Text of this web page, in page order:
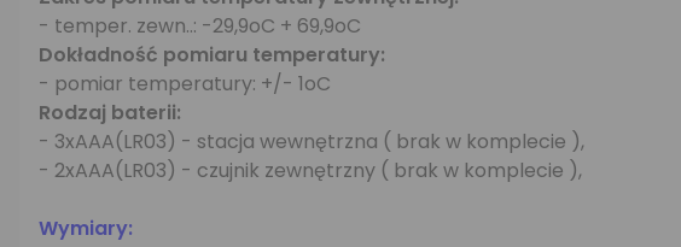
- temper. zewn..: -29,9oC + 69,9oC
Dokładność pomiaru temperatury:
- pomiar temperatury: +/- 1oC
Rodzaj baterii:
- 3xAAA(LR03) - stacja wewnętrzna ( brak w komplecie ),
- 2xAAA(LR03) - czujnik zewnętrzny ( brak w komplecie ),
Wymiary: